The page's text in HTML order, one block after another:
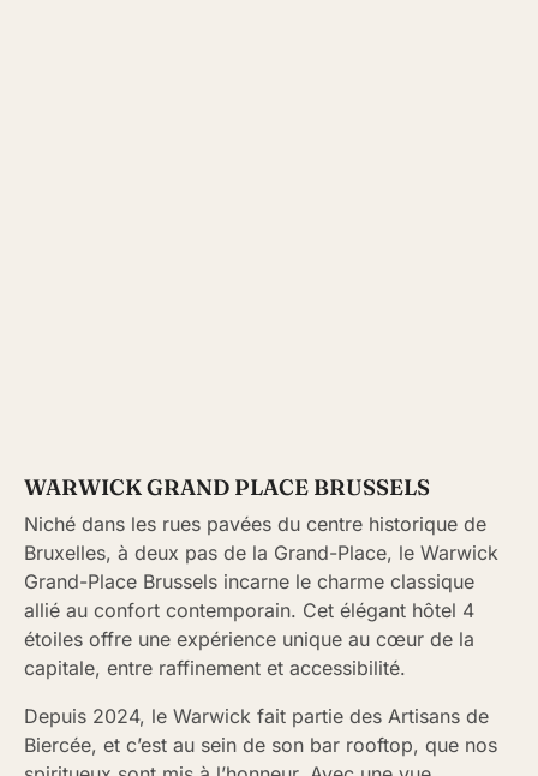
WARWICK GRAND PLACE BRUSSELS
Niché dans les rues pavées du centre historique de
Bruxelles, à deux pas de la Grand-Place, le Warwick
Grand-Place Brussels incarne le charme classique
allié au confort contemporain. Cet élégant hôtel 4
étoiles offre une expérience unique au cœur de la
capitale, entre raffinement et accessibilité.
Depuis 2024, le Warwick fait partie des Artisans de
Biercée, et c’est au sein de son bar rooftop, que nos